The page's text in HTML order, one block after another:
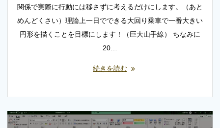
関係で実際に行動には移さずに考えるだけにします。（あと
めんどくさい）理論上一日でできる大回り乗車で一番大きい
円形を描くことを目標にします！（巨大山手線） ちなみに
20…
続きを読む